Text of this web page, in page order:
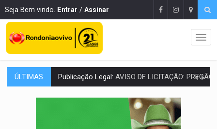
Seja Bem vindo. Entrar / Assinar
ÚLTIMAS Publicação Legal: AVISO DE LICITAÇÃO: PREGÃO ELETRÔNICO Nº
RUA DAS PENHAS:MPRO promove intervenção artística pelos
PEDIDO DE PROVIDÊNCIA:Erosão ameaça acesso a bairros às margens do